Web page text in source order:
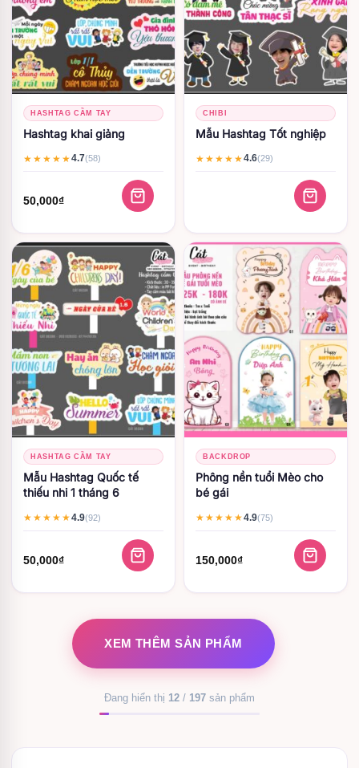
HASHTAG CẦM TAY
Hashtag khai giảng
★★★★★4.7(58)
50,000₫
CHIBI
Mẫu Hashtag Tốt nghiệp
★★★★★4.6(29)
HASHTAG CẦM TAY
Mẫu Hashtag Quốc tế
thiếu nhi 1 tháng 6
★★★★★4.9(92)
50,000₫
BACKDROP
Phông nền tuổi Mèo cho
bé gái
★★★★★4.9(75)
150,000₫
XEM THÊM SẢN PHẨM
Đang hiển thị 12 / 197 sản phẩm